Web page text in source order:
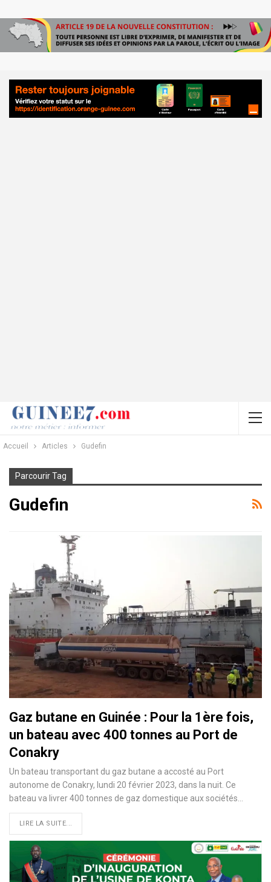
Accueil Articles Gudefin
Parcourir Tag
Gudefin
Gaz butane en Guinée : Pour la 1ère fois,
un bateau avec 400 tonnes au Port de
Conakry
Un bateau transportant du gaz butane a accosté au Port
autonome de Conakry, lundi 20 février 2023, dans la nuit. Ce
bateau va livrer 400 tonnes de gaz domestique aux sociétés…
LIRE LA SUITE...